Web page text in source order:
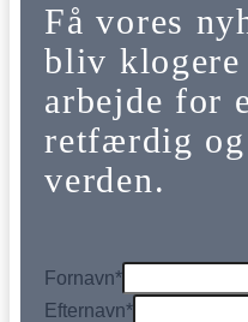
Få vores
bliv klogere
arbejde for
retfærdig
verden.
Fornavn*
Efternavn*